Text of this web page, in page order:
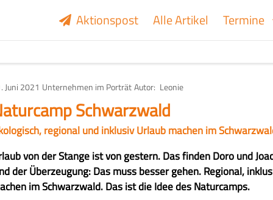
Aktionspost Alle Artikel Termine
Juni 2021 Art
des
Unternehmen im PorträtAutor Leonie
Schwarzwald
regional und inklusiv Urlaub machen im
von der Stange ist von gestern. Das finden Doro und
der Überzeugung: Das muss besser gehen. Regional,
im Schwarzwald. Das ist die Idee des Naturcamps.